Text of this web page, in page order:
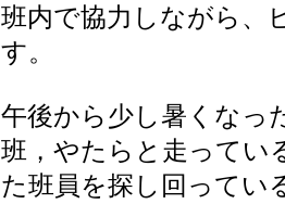
班内で協力しながら、
す。
午後から少し暑くなっ
班，やたらと走ってい
た班員を探し回ってい